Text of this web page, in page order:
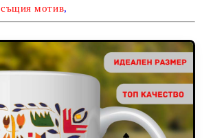
същия мотив,